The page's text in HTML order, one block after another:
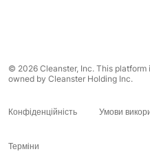
© 2026 Cleanster, Inc. This platform
owned by Cleanster Holding Inc.
Конфіденційність Умови
Терміни